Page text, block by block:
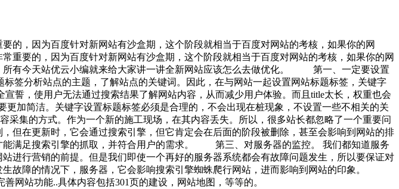
的，因为百度针对新网站有沙盒期，这个阶段就相当于百度对网站的考核，如果你的网
要的，因为百度针对新网站有沙盒期，这个阶段就相当于百度对网站的考核，如果你的网
有今天站优云小编就来给大家讲一讲全新网站应该怎么去做优化。
第一、一定要设置
签分析站点的主题，了解站点的关键词。因此，在与网站一起设置网站标题标签，关键字
誓，使用户无法通过搜索结果了解网站内容，从而减少用户体验。而且title太长，权重也会
加简洁。关键字设置标题标签必须是合理的，不会出现在桩现象，不设置一些不相关的关
的方式。作为一个新的施工现场，在其内容丢失。所以，很多站长都忽略了一个重要问
但在更新时，它会通过搜索引擎，但它肯定会在后面的阶段被删除，甚至会影响到网站的排
能满足搜索引擎的抓取，并符合用户的需求。 第三、对服务器的监控。 我们都知道服务
进行营销的前提。但是我们即使一个再好的服务器系统都会有故障问题发生，所以要保证对
生故障的情况下，服务器，它会影响搜索引擎蜘蛛爬行网站，进而影响到网站的印象。
网站功能..具体内容包括301页的建设，网站地图，等等的。